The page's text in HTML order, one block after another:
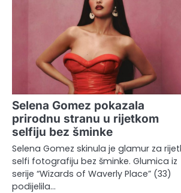
Selena Gomez pokazala
prirodnu stranu u rijetkom
selfiju bez šminke
Selena Gomez skinula je glamur za
selfi fotografiju bez šminke. Glumica iz
serije “Wizards of Waverly Place” (33)
podijelila…